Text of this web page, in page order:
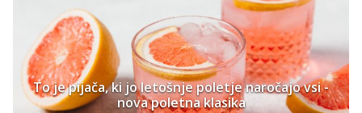
To je pijača, ki jo letošnje poletje naročajo vsi -
nova poletna klasika